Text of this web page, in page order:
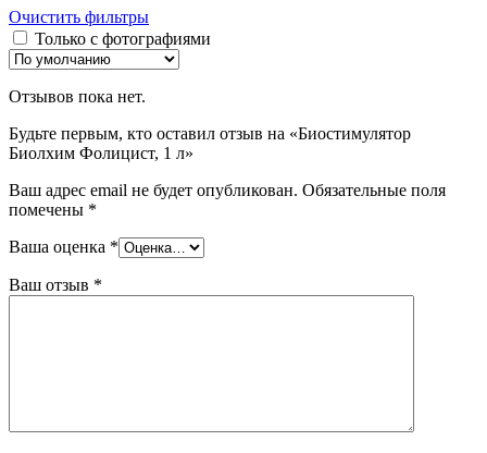
Очистить фильтры
Только с фотографиями
Отзывов пока нет.
Будьте первым, кто оставил отзыв на «Биостимулятор
Биолхим Фолицист, 1 л»
Ваш адрес email не будет опубликован. Обязательные поля
помечены *
Ваша оценка *
Ваш отзыв *